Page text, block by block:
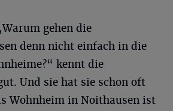
gehen die
denn nicht einfach in die
kennt die
Und sie hat sie schon oft
Wohnheim in Noithausen ist